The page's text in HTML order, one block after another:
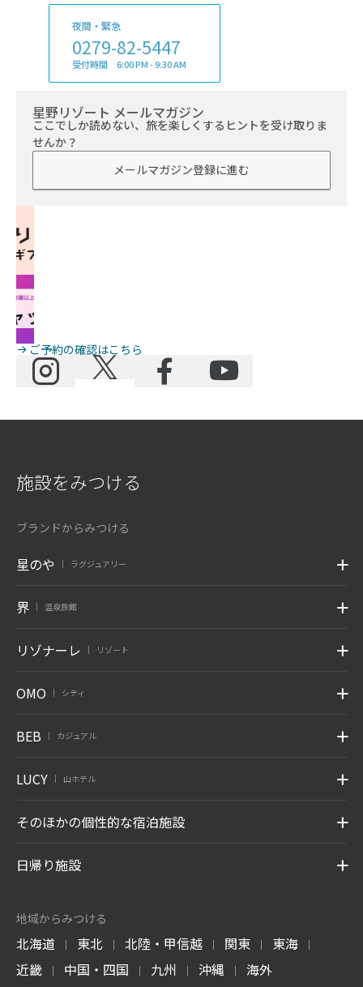
夜間・緊急
0279-82-5447
受付時間 6:00 PM - 9:30 AM
星野リゾート メールマガジン
ここでしか読めない、旅を楽しくするヒントを受け取りま
せんか？
メールマガジン登録に進む
ご予約の確認はこちら
施設をみつける
ブランドからみつける
星のや ラグジュアリー
界 温泉旅館
リゾナーレ リゾート
OMO シティ
BEB カジュアル
LUCY 山ホテル
そのほかの個性的な宿泊施設
日帰り施設
地域からみつける
北海道 | 東北 | 北陸・甲信越 | 関東 | 東海 |
近畿 | 中国・四国 | 九州 | 沖縄 | 海外